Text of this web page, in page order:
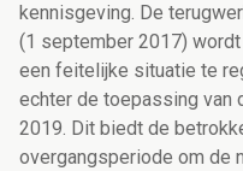
kennisgeving. De
(1 september 2017)
een feitelijke situatie te
echter de toepassing van
2019. Dit biedt de
overgangsperiode om de